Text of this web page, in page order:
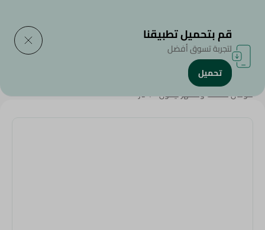
الرئيسية/المنظفات
موشن منظف ومطهر ليمون - 1 لتر
قم بتحميل تطبيقنا
لتجربة تسوق أفضل
تحميل